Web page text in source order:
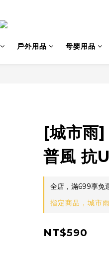
戶外用品 母嬰用品
[城市雨
普風 抗
全店，滿699享免
指定商品，城市
NT$590